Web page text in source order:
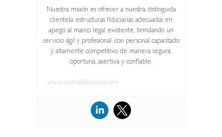
Nuestra misión es ofrecer a nuestra distinguida
clientela estructuras fiduciarias adecuadas en
apego al marco legal existente, brindando un
servicio ágil y profesional, con personal capacitado
y altamente competitivo de manera segura,
oportuna, asertiva y confiable.
www.centralfiduciaria.com